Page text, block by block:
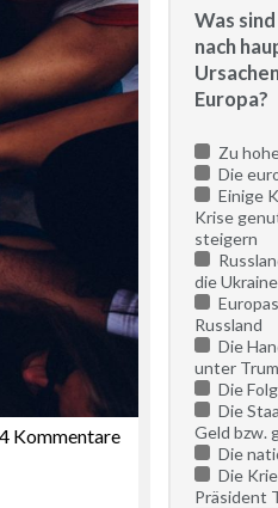
4 Kommentare
Was
nach
Europa?
Zu
Die
Einige
Krise
steigern
die Ukraine
Russland
Die
unter
Die
Die
Geld bzw.
Die
Die
Präsident